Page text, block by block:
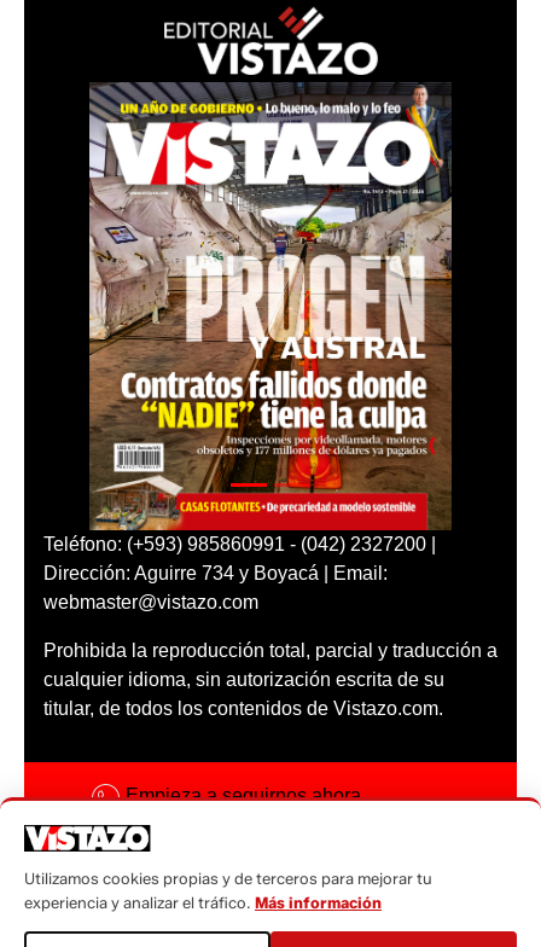
Teléfono: (+593) 985860991 - (042) 2327200 |
Dirección: Aguirre 734 y Boyacá | Email:
webmaster@vistazo.com
Prohibida la reproducción total, parcial y traducción a
cualquier idioma, sin autorización escrita de su
titular, de todos los contenidos de Vistazo.com.
Empieza a seguirnos ahora
Código ética
Sugerencias a:
Utilizamos cookies propias y de terceros para mejorar tu
experiencia y analizar el tráfico. Más información